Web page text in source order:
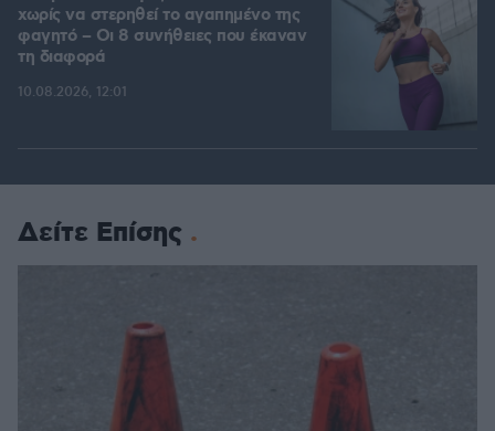
χωρίς να στερηθεί το αγαπημένο της
φαγητό – Οι 8 συνήθειες που έκαναν
τη διαφορά
10.08.2026, 12:01
Δείτε Επίσης